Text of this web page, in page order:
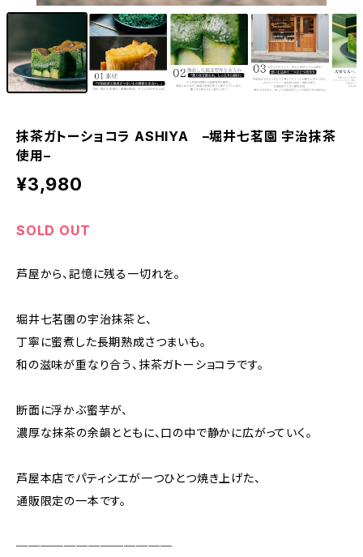
抹茶ガトーショコラ ASHIYA –堀井七茗園 宇治抹茶
使用–
¥3,980
SOLD OUT
芦屋から、記憶に残る一切れを。
堀井七茗園の宇治抹茶と、
丁寧に蜜煮した長期熟成さつまいも。
和の滋味が重なり合う、抹茶ガトーショコラです。
断面に浮かぶ蜜芋が、
濃厚な抹茶の余韻とともに、口の中で静かに広がっていく。
芦屋本店でパティシエが一つひとつ焼き上げた、
通販限定の一本です。
─────────────